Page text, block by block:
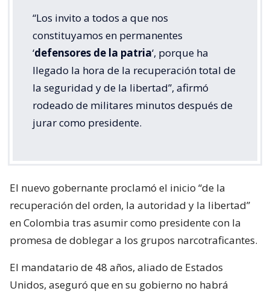
“Los invito a todos a que nos
constituyamos en permanentes
‘defensores de la patria‘, porque ha
llegado la hora de la recuperación total de
la seguridad y de la libertad”, afirmó
rodeado de militares minutos después de
jurar como presidente.
El nuevo gobernante proclamó el inicio “de la
recuperación del orden, la autoridad y la libertad”
en Colombia tras asumir como presidente con la
promesa de doblegar a los grupos narcotraficantes.
El mandatario de 48 años, aliado de Estados
Unidos, aseguró que en su gobierno no habrá